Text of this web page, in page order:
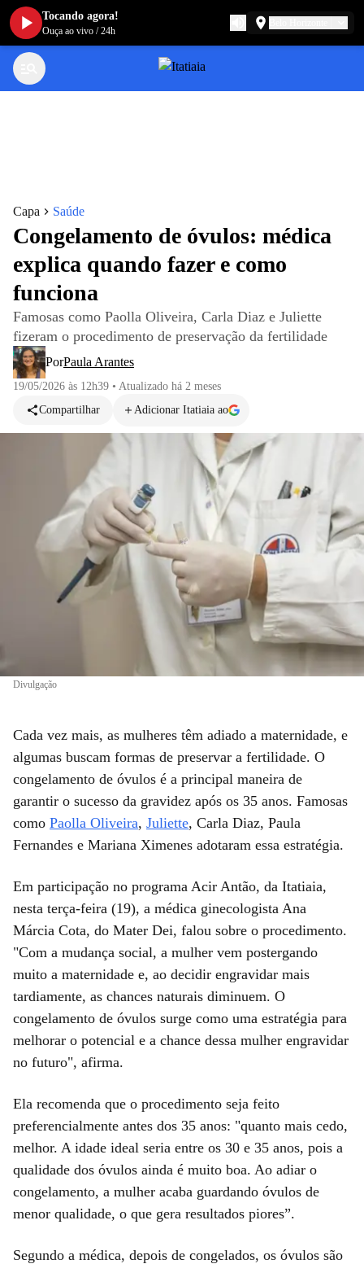
Capa Saúde
Congelamento de óvulos: médica
explica quando fazer e como
funciona
Famosas como Paolla Oliveira, Carla Diaz e Juliette
fizeram o procedimento de preservação da fertilidade
PorPaula Arantes
19/05/2026 às 12h39 • Atualizado há 2 meses
Compartilhar
Adicionar Itatiaia ao
Divulgação
Cada vez mais, as mulheres têm adiado a maternidade, e
algumas buscam formas de preservar a fertilidade. O
congelamento de óvulos é a principal maneira de
garantir o sucesso da gravidez após os 35 anos. Famosas
como Paolla Oliveira, Juliette, Carla Diaz, Paula
Fernandes e Mariana Ximenes adotaram essa estratégia.
Em participação no programa Acir Antão, da Itatiaia,
nesta terça-feira (19), a médica ginecologista Ana
Márcia Cota, do Mater Dei, falou sobre o procedimento.
"Com a mudança social, a mulher vem postergando
muito a maternidade e, ao decidir engravidar mais
tardiamente, as chances naturais diminuem. O
congelamento de óvulos surge como uma estratégia para
melhorar o potencial e a chance dessa mulher engravidar
no futuro", afirma.
Ela recomenda que o procedimento seja feito
preferencialmente antes dos 35 anos: "quanto mais cedo,
melhor. A idade ideal seria entre os 30 e 35 anos, pois a
qualidade dos óvulos ainda é muito boa. Ao adiar o
congelamento, a mulher acaba guardando óvulos de
menor qualidade, o que gera resultados piores”.
Segundo a médica, depois de congelados, os óvulos são
Tocando agora!
Ouça ao vivo /24h